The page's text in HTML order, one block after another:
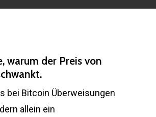
warum der Preis von
bei Bitcoin Überweisungen
allein ein